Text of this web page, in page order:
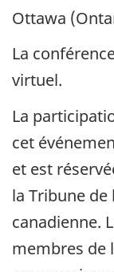
Ottawa
La
virtuel.
La
cet
et est
la Tribune
canadienne.
membres de